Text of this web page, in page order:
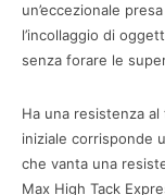
un’eccezionale
l’incollaggio di
senza forare le
Ha una resistenza al
iniziale corrisponde
che vanta una
Max High Tack